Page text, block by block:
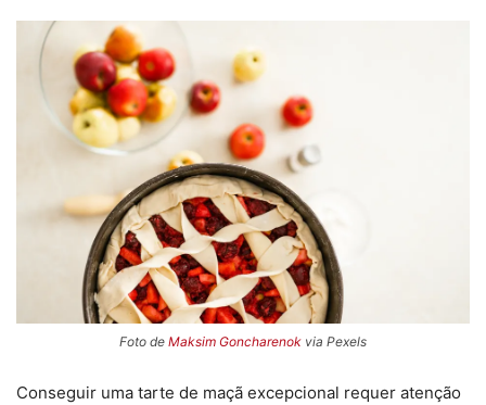
Foto de Maksim Goncharenok via Pexels
Conseguir uma tarte de maçã excepcional requer atenção